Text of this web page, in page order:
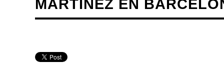
MARTINEZ EN